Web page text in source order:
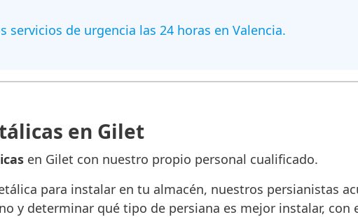
servicios de urgencia las 24 horas en Valencia.
en Gilet
en Gilet con nuestro propio personal cualificado.
para instalar en tu almacén, nuestros persianistas
y determinar qué tipo de persiana es mejor instalar,